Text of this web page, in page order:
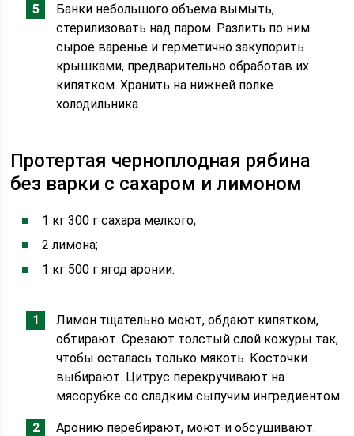
Банки небольшого объема вымыть,
стерилизовать над паром. Разлить по ним
сырое варенье и герметично закупорить
крышками, предварительно обработав их
кипятком. Хранить на нижней полке
холодильника.
Протертая черноплодная рябина
без варки с сахаром и лимоном
1 кг 300 г сахара мелкого;
2 лимона;
1 кг 500 г ягод аронии.
Лимон тщательно моют, обдают кипятком,
обтирают. Срезают толстый слой кожуры так,
чтобы осталась только мякоть. Косточки
выбирают. Цитрус перекручивают на
мясорубке со сладким сыпучим ингредиентом.
Аронию перебирают, моют и обсушивают.